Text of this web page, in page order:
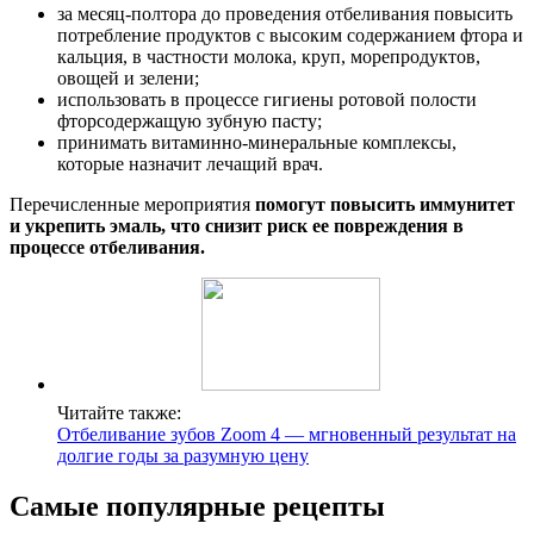
за месяц-полтора до проведения отбеливания повысить
потребление продуктов с высоким содержанием фтора и
кальция, в частности молока, круп, морепродуктов,
овощей и зелени;
использовать в процессе гигиены ротовой полости
фторсодержащую зубную пасту;
принимать витаминно-минеральные комплексы,
которые назначит лечащий врач.
Перечисленные мероприятия помогут повысить иммунитет
и укрепить эмаль, что снизит риск ее повреждения в
процессе отбеливания.
Читайте также:
Отбеливание зубов Zoom 4 — мгновенный результат на
долгие годы за разумную цену
Самые популярные рецепты